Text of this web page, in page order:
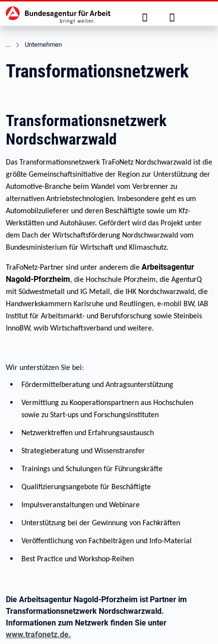
zu den Hauptinhalten springen
Hauptnavigation Suche Anmelden
Unternehmen
Transformationsnetzwerk
Transformationsnetzwerk
Nordschwarzwald
Das Transformationsnetzwerk TraFoNetz Nordschwarzwald ist die
größte Gemeinschaftsinitiative der Region zur Unterstützung der
Automotive-Branche beim Wandel vom Verbrenner zu
alternativen Antriebstechnologien. Insbesondere geht es um
Automobilzulieferer und deren Beschäftigte sowie um Kfz-
Werkstätten und Autohäuser. Gefördert wird das Projekt unter
dem Dach der Wirtschaftsförderung Nordschwarzwald vom
Bundesministerium für Wirtschaft und Klimaschutz.
TraFoNetz-Partner sind unter anderem die Arbeitsagentur
Nagold-Pforzheim, die Hochschule Pforzheim, die AgenturQ
mit Südwestmetall und IG Metall, die IHK Nordschwarzwald, die
Handwerkskammern Karlsruhe und Reutlingen, e-mobil BW, IAB
Institut für Arbeitsmarkt- und Berufsforschung sowie Steinbeis
InnoBW, wvib Wirtschaftsverband und weitere.
Wir unterstützen Sie bei:
Fördermittelberatung und Antragsunterstützung
Vermittlung zu Kooperationspartnern aus Hochschulen
sowie zu Start-ups und Forschungsinstituten
Netzwerktreffen und Erfahrungsaustausch
Strategieberatung und Wissenstransfer
Trainings und Schulungen für Führungskräfte
Qualifizierungsangebote für Beschäftigte
Impulsveranstaltungen und Webinare
Unterstützung bei der Gewinnung von Fachkräften
Veröffentlichung von Fachbeiträgen und Info-Material
Best Practice und Workshop-Reihen
Die Arbeitsagentur Nagold-Pforzheim ist Partner im
Transformationsnetzwerk Nordschwarzwald.
Informationen zum Netzwerk finden Sie unter
www.trafonetz.de.